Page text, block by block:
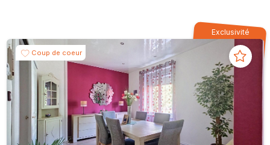
Exclusivité
Coup de coeur